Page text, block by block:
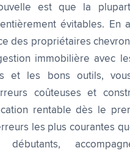
est que la
évitables. En
des propriétaires
immobilière avec
et les bons outils,
coûteuses et
rentable dès le
les plus courantes
débutants,